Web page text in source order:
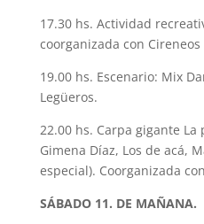
17.30 hs. Actividad
coorganizada con Cireneos
19.00 hs. Escenario: Mix
Legüeros.
22.00 hs. Carpa gigante La
Gimena Díaz, Los de acá,
especial). Coorganizada
SÁBADO 11. DE MAÑANA.